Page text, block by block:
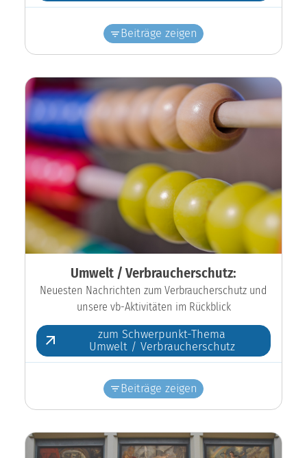
Beiträge zeigen
Umwelt / Verbraucherschutz:
Neuesten Nachrichten zum Verbraucherschutz und
unsere vb-Aktivitäten im Rückblick
zum Schwerpunkt-Thema
Umwelt / Verbraucherschutz
Beiträge zeigen